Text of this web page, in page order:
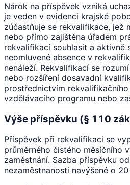
Nárok na příspěvek vzniká
je veden v evidenci krajské
zúčastňuje se rekvalifikace, jež
nebo přímo zajištěna úřadem
rekvalifikací souhlasit a aktivně
neomluvené absence v
nenáleží. Rekvalifikací se
nebo rozšíření dosavadní
prostřednictvím
vzdělávacího programu nebo
Výše příspěvku (§ 110
Příspěvek při rekvalifikaci se
průměrného čistého měsíčního
zaměstnání. Sazba příspěvku
nezaměstnanosti navýšené o